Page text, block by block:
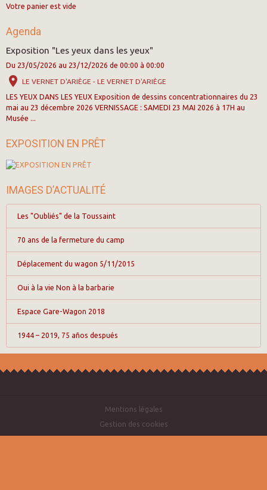
Votre panier est vide
Agenda
Exposition "Les yeux dans les yeux"
Du 23/05/2026 au 23/12/2026 de 00:00 à 00:00
LE VERNET D'ARIÈGE - LE VERNET D'ARIÈGE
LES YEUX DANS LES YEUX Exposition de dessins concentrationnaires du 23
mai au 23 décembre 2026 VERNISSAGE : SAMEDI 23 MAI 2026 à 17H au
Musée ...
EXPOSITION EN PRÊT
IMAGES D’ACTUALITÉ
Les "Oubliés" de la Toussaint
70 ans de la fermeture du camp
Déplacement du wagon 5/11/2015
Oui à la vie Non à la barbarie
Espace Gare-Wagon 2018
1944 – 2019, 75 años después
Mentions légales
Gestion des cookies